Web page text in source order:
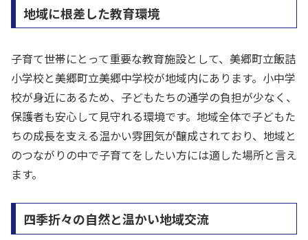
地域に根差した教育環境
子育て世帯にとって重要な教育施設として、美郷町立飯詰
小学校と美郷町立美郷中学校が地域内にあります。小中学
校が身近にあるため、子どもたちの通学の負担が少なく、
保護者も安心して見守れる環境です。地域全体で子どもた
ちの成長を支える温かい雰囲気が醸成されており、地域と
のつながりの中で子育てをしたい方には適した場所と言え
ます。
四季折々の自然と温かい地域交流